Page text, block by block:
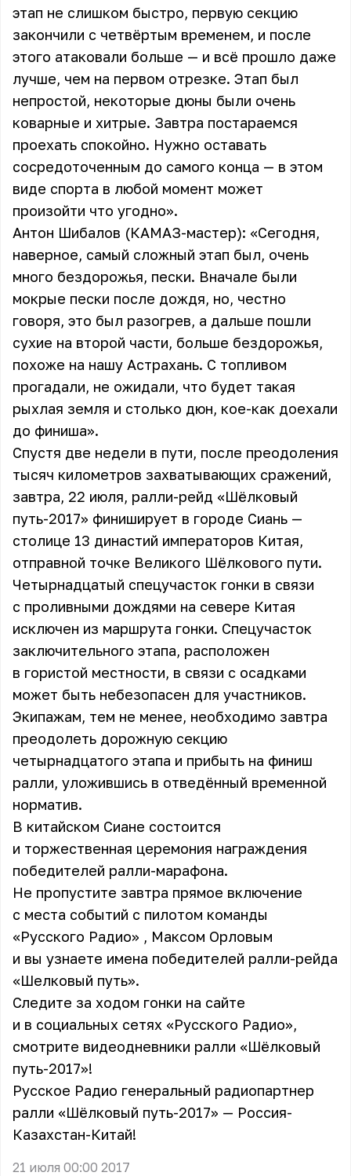
этап не слишком быстро, первую секцию
закончили с четвёртым временем, и после
этого атаковали больше — и всё прошло даже
лучше, чем на первом отрезке. Этап был
непростой, некоторые дюны были очень
коварные и хитрые. Завтра постараемся
проехать спокойно. Нужно оставать
сосредоточенным до самого конца — в этом
виде спорта в любой момент может
произойти что угодно».
Антон Шибалов (КАМАЗ-мастер): «Сегодня,
наверное, самый сложный этап был, очень
много бездорожья, пески. Вначале были
мокрые пески после дождя, но, честно
говоря, это был разогрев, а дальше пошли
сухие на второй части, больше бездорожья,
похоже на нашу Астрахань. С топливом
прогадали, не ожидали, что будет такая
рыхлая земля и столько дюн, кое-как доехали
до финиша».
Спустя две недели в пути, после преодоления
тысяч километров захватывающих сражений,
завтра, 22 июля, ралли-рейд «Шёлковый
путь-2017» финиширует в городе Сиань —
столице 13 династий императоров Китая,
отправной точке Великого Шёлкового пути.
Четырнадцатый спецучасток гонки в связи
с проливными дождями на севере Китая
исключен из маршрута гонки. Спецучасток
заключительного этапа, расположен
в гористой местности, в связи с осадками
может быть небезопасен для участников.
Экипажам, тем не менее, необходимо завтра
преодолеть дорожную секцию
четырнадцатого этапа и прибыть на финиш
ралли, уложившись в отведённый временной
норматив.
В китайском Сиане состоится
и торжественная церемония награждения
победителей ралли-марафона.
Не пропустите завтра прямое включение
с места событий с пилотом команды
«Русского Радио» , Максом Орловым
и вы узнаете имена победителей ралли-рейда
«Шелковый путь».
Следите за ходом гонки на сайте
и в социальных сетях «Русского Радио»,
смотрите видеодневники ралли «Шёлковый
путь-2017»!
Русское Радио генеральный радиопартнер
ралли «Шёлковый путь-2017» — Россия-
Казахстан-Китай!
21 июля 00:00 2017